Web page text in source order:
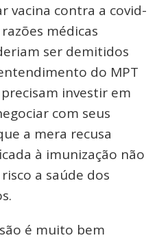
vacina contra a covid-
médicas
ser demitidos
do MPT
investir em
com seus
a mera recusa
à imunização não
a saúde dos
é muito bem